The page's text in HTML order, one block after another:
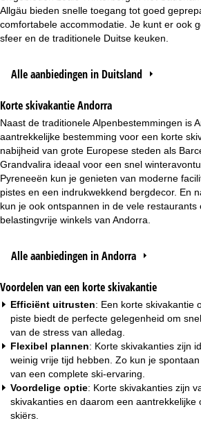
Allgäu bieden snelle toegang tot goed
comfortabele accommodatie. Je kunt er ook
sfeer en de traditionele Duitse keuken.
Alle aanbiedingen in Duitsland
Korte skivakantie Andorra
Naast de traditionele Alpenbestemmingen is
aantrekkelijke bestemming voor een korte
nabijheid van grote Europese steden als
Grandvalira ideaal voor een snel
Pyreneeën kun je genieten van moderne
pistes en een indrukwekkend bergdecor. En
kun je ook ontspannen in de vele
belastingvrije winkels van Andorra.
Alle aanbiedingen in Andorra
Voordelen van een korte skivakantie
Efficiënt uitrusten: Een korte skivakantie
piste biedt de perfecte gelegenheid om
van de stress van alledag.
Flexibel plannen: Korte skivakanties zijn
weinig vrije tijd hebben. Zo kun je
van een complete ski-ervaring.
Voordelige optie: Korte skivakanties zijn
skivakanties en daarom een aantrekkelijke
skiërs.